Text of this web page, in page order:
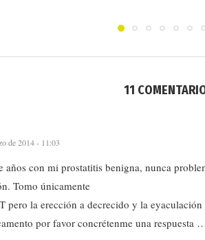
11
de 2014 - 11:03
años con mi prostatitis benigna, nunca
Tomo únicamente
pero la erección a decrecido y la
por favor concrétenme una